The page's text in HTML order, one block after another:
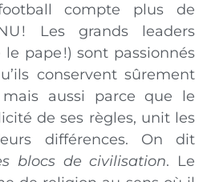
compte plus de
! Les grands leaders
pape !) sont passionnés
conservent sûrement
aussi parce que le
de ses règles, unit les
différences. On dit
blocs de civilisation. Le